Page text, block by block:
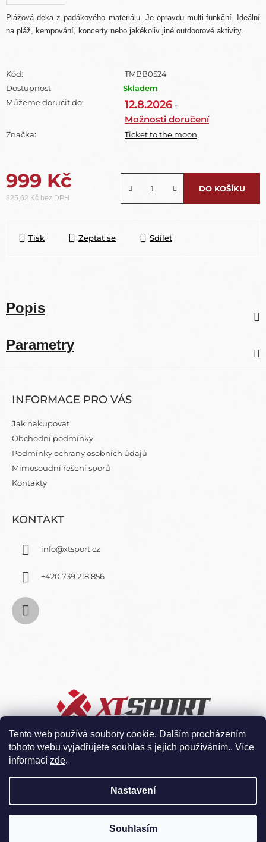
Tento web používá soubory cookie. Dalším procházením
tohoto webu vyjadřujete souhlas s jejich používáním.. Více
informací zde.
Nastavení
Souhlasím
Plážová deka z padákového materiálu. Je opravdu multi-funkční. Ideální
na pláž, kempování, koncerty nebo jakékoliv jiné outdoorové aktivity.
Kód:
TMBB0524
Dostupnost
Skladem
Můžeme doručit do:
12.8.2026 -
Možnosti doručení
Značka: Ticket to the moon
999 Kč
825,62 Kč bez DPH
DO KOŠÍKU
Tisk Zeptat se Sdílet
Popis
Parametry
INFORMACE PRO VÁS
Jak nakupovat
Obchodní podmínky
Podmínky ochrany osobních údajů
Mimosoudní řešení sporů
Kontakty
KONTAKT
info@xtsport.cz
+420 739 218 856
Vytvořil Shoptet